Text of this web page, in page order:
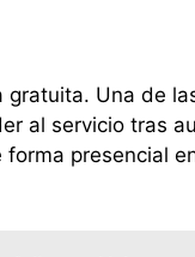
Una de
al servicio tras
presencial